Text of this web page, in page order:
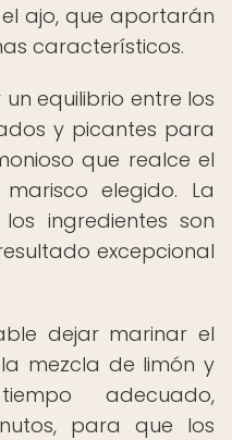
ajo, que aportarán
característicos.
equilibrio entre los
y picantes para
que realce el
elegido. La
ingredientes son
excepcional
dejar marinar el
mezcla de limón y
adecuado,
para que los